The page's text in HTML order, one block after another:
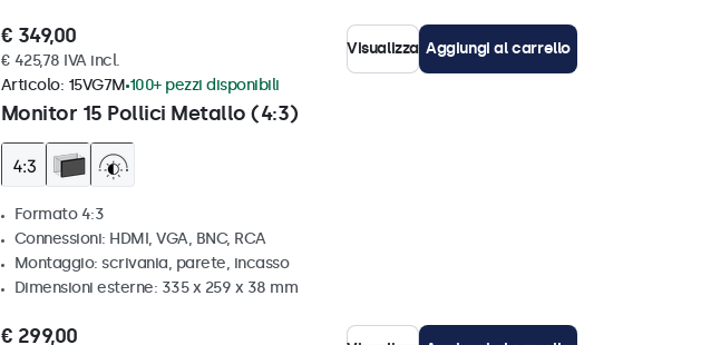
€ 349,00
€ 425,78 IVA incl.
Visualizza Aggiungi al carrello
Monitor 15 Pollici Metallo (4:3)
Articolo: 15VG7M 100+ pezzi disponibili
Formato 4:3
Connessioni: HDMI, VGA, BNC, RCA
Montaggio: scrivania, parete, incasso
Dimensioni esterne: 335 x 259 x 38 mm
€ 299,00